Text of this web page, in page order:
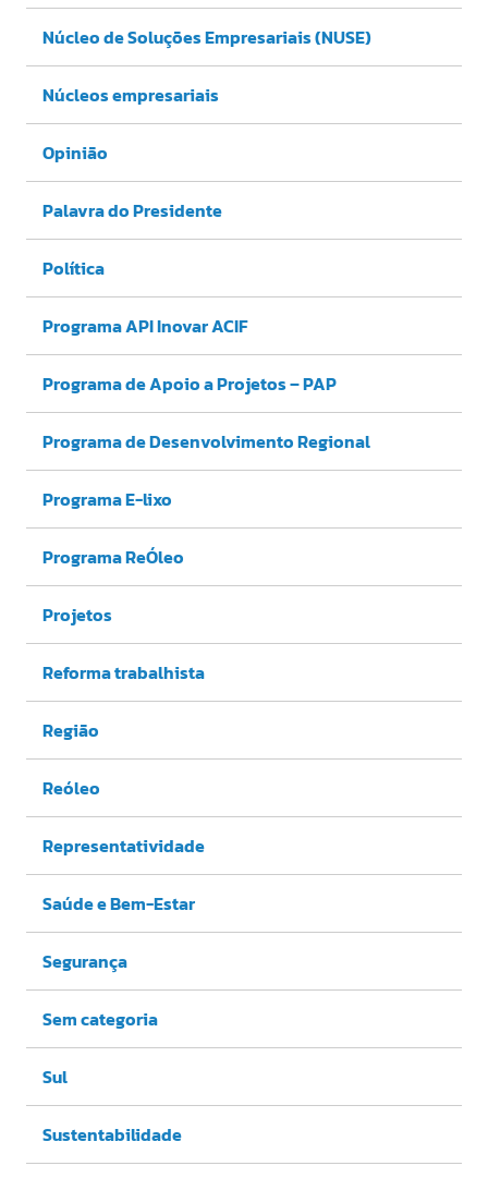
Núcleo de Soluções Empresariais (NUSE)
Núcleos empresariais
Opinião
Palavra do Presidente
Política
Programa API Inovar ACIF
Programa de Apoio a Projetos – PAP
Programa de Desenvolvimento Regional
Programa E-lixo
Programa ReÓleo
Projetos
Reforma trabalhista
Região
Reóleo
Representatividade
Saúde e Bem-Estar
Segurança
Sem categoria
Sul
Sustentabilidade